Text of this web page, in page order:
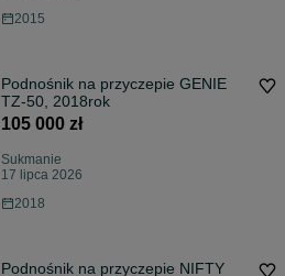
2015
Podnośnik na przyczepie GENIE
TZ-50, 2018rok
105 000 zł
Sukmanie
17 lipca 2026
2018
Podnośnik na przyczepie NIFTY